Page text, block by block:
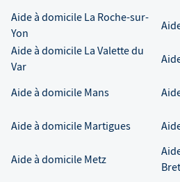
Aide à domicile La Roche-sur-
Yon
Aide à domicile La Valette du
Var
Aide à domicile Mans
Aide à domicile Martigues
Aide à domicile Metz